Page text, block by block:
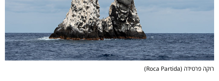
רוקה פרטידה (Roca Partida)